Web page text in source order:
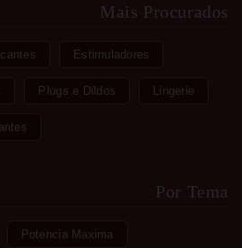
Mais Procurados
Estimuladores
Plugs e Dildos Lingerie
Por Tema
Potencia Maxima